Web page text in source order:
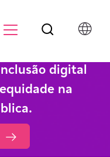
digital
na
Botão de